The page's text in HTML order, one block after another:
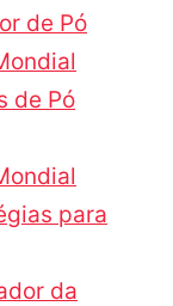
de Pó
de Pó
para
da